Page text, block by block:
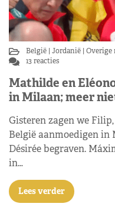
België Jordanië Overige
13 reacties
Mathilde en
in Milaan; meer
Gisteren zagen we
België aanmoedigen in
Désirée begraven.
in…
Lees verder